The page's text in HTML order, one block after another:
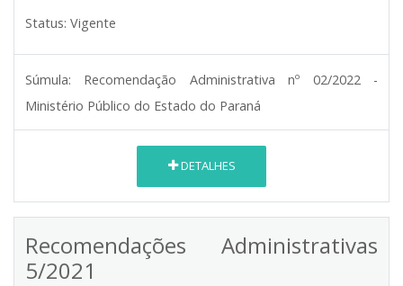
Status: Vigente
Súmula:
Recomendação Administrativa nº 02/2022 -
Ministério Público do Estado do Paraná
DETALHES
Recomendações Administrativas
5/2021